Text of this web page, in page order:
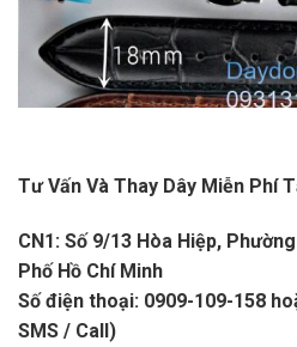
Tư Vấn Và Thay Dây Miễn Phí
CN1: Số 9/13 Hòa Hiệp,
Phố Hồ Chí Minh
Số điện thoại: 0909-109-158
SMS / Call)